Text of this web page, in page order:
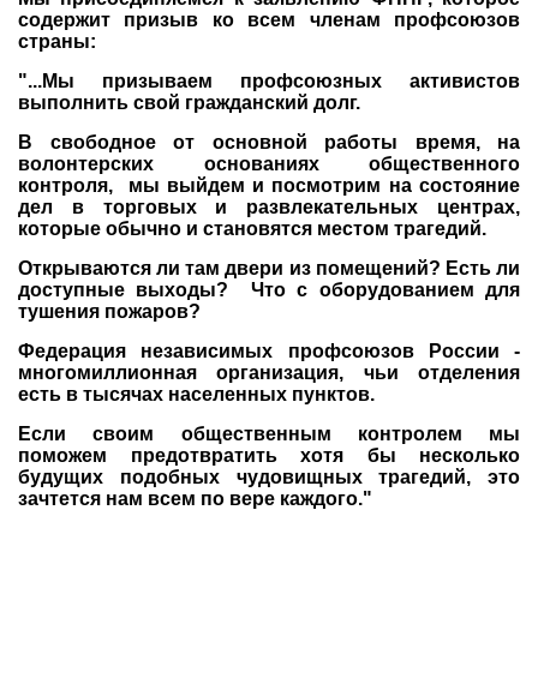
содержит призыв ко всем членам профсоюзов
страны:
"...Мы призываем профсоюзных активистов
выполнить свой гражданский долг.
В свободное от основной работы время, на
волонтерских основаниях общественного
контроля, мы выйдем и посмотрим на состояние
дел в торговых и развлекательных центрах,
которые обычно и становятся местом трагедий.
Открываются ли там двери из помещений? Есть ли
доступные выходы? Что с оборудованием для
тушения пожаров?
Федерация независимых профсоюзов России -
многомиллионная организация, чьи отделения
есть в тысячах населенных пунктов.
Если своим общественным контролем мы
поможем предотвратить хотя бы несколько
будущих подобных чудовищных трагедий, это
зачтется нам всем по вере каждого."